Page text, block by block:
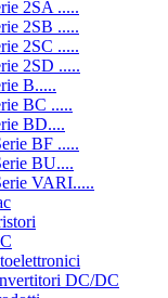
2SA .....
2SB .....
2SC .....
2SD .....
B.....
BC .....
BD....
BF .....
BU....
VARI.....
DC/DC